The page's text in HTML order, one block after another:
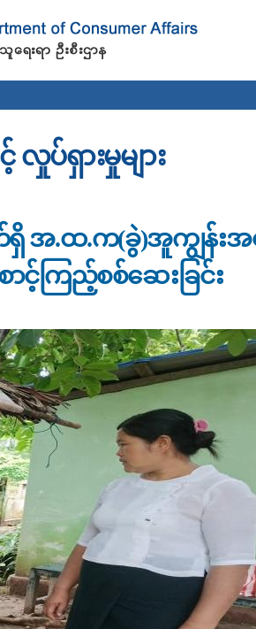
ပ်ရှားမှုများ
က်ရှိ အ.ထ.က(ခွဲ)အူကျွန်းအ
င့်ကြည့်စစ်ဆေးခြင်း